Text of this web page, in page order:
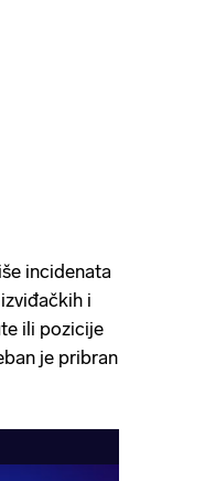
incidenata
i
ili pozicije
je pribran